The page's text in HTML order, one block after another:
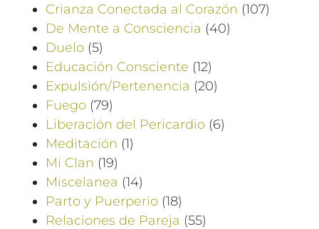
Crianza Conectada al Corazón (107)
De Mente a Consciencia (40)
Duelo (5)
Educación Consciente (12)
Expulsión/Pertenencia (20)
Fuego (79)
Liberación del Pericardio (6)
Meditación (1)
Mi Clan (19)
Miscelanea (14)
Parto y Puerperio (18)
Relaciones de Pareja (55)